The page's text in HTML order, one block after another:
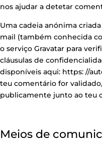
nos ajudar a detetar
Uma cadeia anónima
mail (também conhecida
o serviço Gravatar para
cláusulas de
disponíveis aqui: https: //
teu comentário for
publicamente junto ao teu
Meios de